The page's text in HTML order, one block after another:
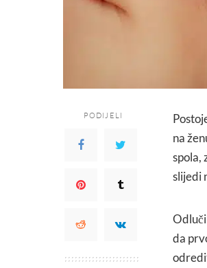
PODIJELI
na
spola,
slijedi
da